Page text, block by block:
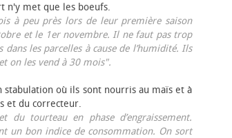
n'y met que les bœufs.
à peu près lors de leur première saison
et le 1er novembre. Il ne faut pas trop
les parcelles à cause de l’humidité. Ils
on les vend à 30 mois".
où ils sont nourris au maïs et à
et du correcteur.
tourteau en phase d’engraissement.
un bon indice de consommation. On sort